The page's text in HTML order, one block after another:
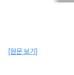
[원문 보기]